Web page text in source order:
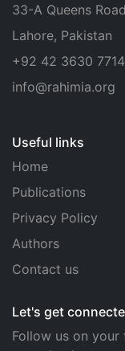
33-A Queens
Lahore, Pakistan
+92 42 3630 7714
info@rahimia.org
Useful links
Home
Publications
Privacy Policy
Authors
Contact us
Let's get
Follow us on